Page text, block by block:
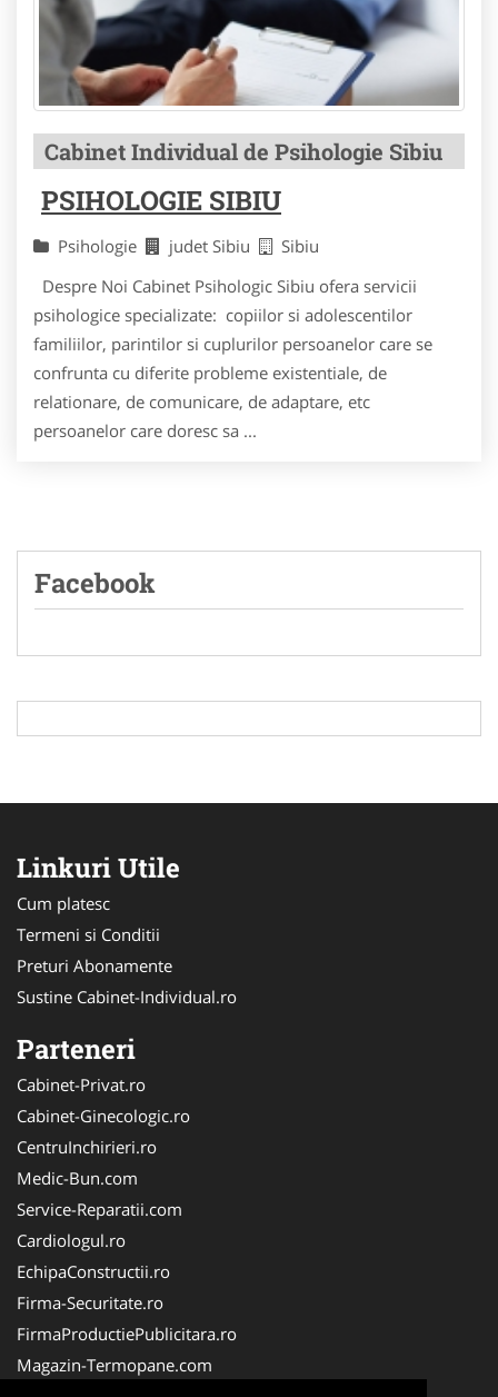
Cabinet Individual de Psihologie Sibiu
PSIHOLOGIE SIBIU
Psihologie judet Sibiu
Sibiu
Despre Noi Cabinet Psihologic Sibiu ofera servicii
psihologice specializate: copiilor si adolescentilor
familiilor, parintilor si cuplurilor persoanelor care se
confrunta cu diferite probleme existentiale, de
relationare, de comunicare, de adaptare, etc
persoanelor care doresc sa ...
Facebook
Linkuri Utile
Cum platesc
Termeni si Conditii
Preturi Abonamente
Sustine Cabinet-Individual.ro
Parteneri
Cabinet-Privat.ro
Cabinet-Ginecologic.ro
CentruInchirieri.ro
Medic-Bun.com
Service-Reparatii.com
Cardiologul.ro
EchipaConstructii.ro
Firma-Securitate.ro
FirmaProductiePublicitara.ro
Magazin-Termopane.com